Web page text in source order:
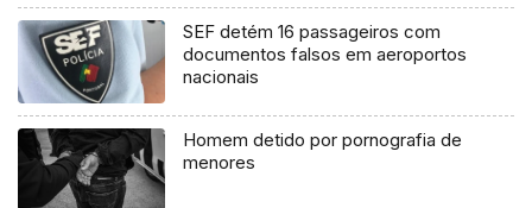
SEF detém 16 passageiros com
documentos falsos em aeroportos
nacionais
Homem detido por pornografia de
menores